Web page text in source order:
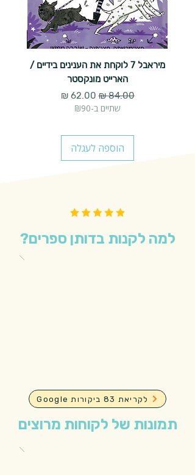
מיראבל 7 לוקחת את הענינים בידיים /
הארייט מונקסטר
מחיר רגיל‏84.00 ‏₪ מחיר מבצע
שתיים ב-₪90
הוספה לעגלה
למה לקנות בדותן ספרים?
Google לקריאת 83 ביקורות
תמונות של לקוחות מרוצים